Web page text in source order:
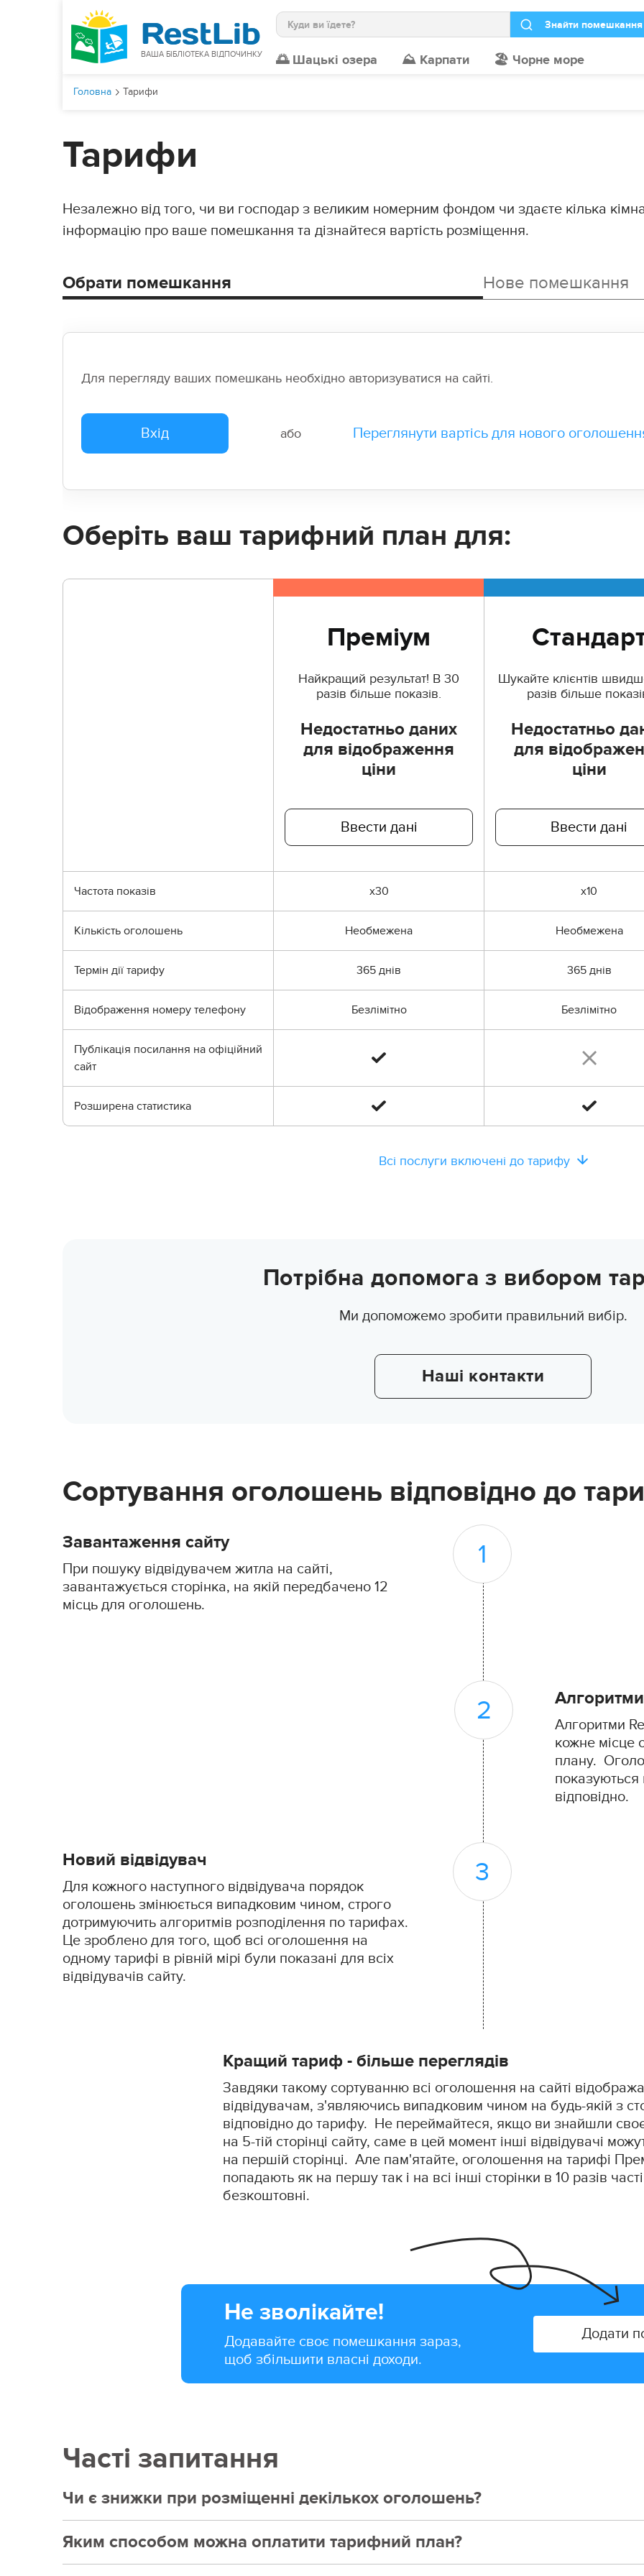
ВАША БІБЛІОТЕКА ВІДПОЧИНКУ
Пошук
🌅 Шацькі озера ⛰️ Карпати 🏖️ Чорне море
Головна Тарифи
Тарифи
Незалежно від того, чи ви господар з великим номерним фондом чи здаєте кілька
інформацію про ваше помешкання та дізнайтеся вартість розміщення.
Type ads
Обрати помешкання Нове помешкання
Для перегляду ваших помешкань необхідно авторизуватися на сайті.
Вхід або Переглянути вартісь для нового
Оберіть ваш тарифний план для:
Преміум
Найкращий результат! В 30
разів більше показів.
Недостатньо даних
для відображення
ціни
Ввести дані
Шукайте клієнтів
разів більше
Недостатньо
для
ціни
Ввести дані
Частота показів x30 x10
Кількість оголошень Необмежена Необмежена
Термін дії тарифу 365 днів 365 днів
Відображення номеру телефону Безлімітно Безлімітно
Публікація посилання на офіційний
сайт
Розширена статистика
Всі послуги включені до тарифу
Потрібна допомога з вибором
Ми допоможемо зробити правильний вибір.
Наші контакти
Сортування оголошень відповідно до
Завантаження сайту
При пошуку відвідувачем житла на сайті,
завантажується сторінка, на якій передбачено 12
місць для оголошень.
Алгоритми
кожне місце
плану.
показуються
відповідно.
Новий відвідувач
Для кожного наступного відвідувача порядок
оголошень змінюється випадковим чином, строго
дотримуючить алгоритмів розподілення по тарифах.
Це зроблено для того, щоб всі оголошення на
одному тарифі в рівній мірі були показані для всіх
відвідувачів сайту.
Кращий тариф - більше переглядів
Завдяки такому сортуванню всі оголошення на сайті
відвідувачам, з'являючись випадковим чином на будь-якій з
відповідно до тарифу. Не переймайтеся, якщо ви знайшли
на 5-тій сторінці сайту, саме в цей момент інші відвідувачі
на першій сторінці. Але пам'ятайте, оголошення на тарифі
попадають як на першу так і на всі інші сторінки в 10 разів
безкоштовні.
Не зволікайте!
Додавайте своє помешкання зараз,
щоб збільшити власні доходи.
Додати
Часті запитання
Чи є знижки при розміщенні декількох оголошень?
Яким способом можна оплатити тарифний план?